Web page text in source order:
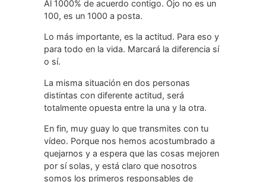
Beatriz dice: 21 agosto, 2022 a las 19:27
Holaaaaaa. Concuerdo en lo que dices.
Personalmente todos pasamos situaciones
que en un punto necesitamos dar o brindar
ayuda al prójimo
Responder
ruben dice: 31 mayo, 2018 a las 13:04
Hola Elena,